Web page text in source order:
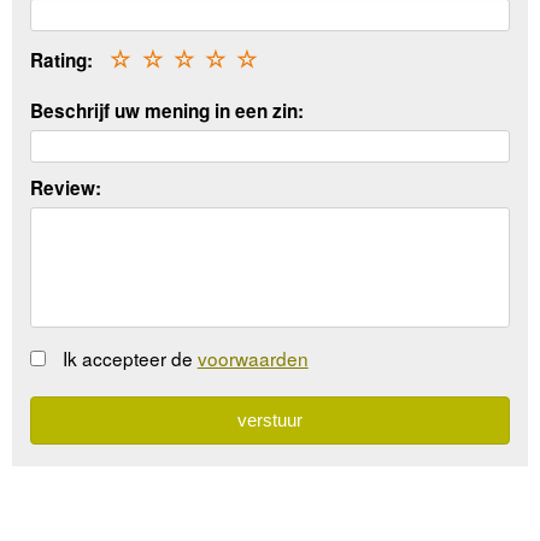
Rating: ☆
☆
☆
☆
☆
Beschrijf uw mening in een zin:
Review:
Ik accepteer de voorwaarden